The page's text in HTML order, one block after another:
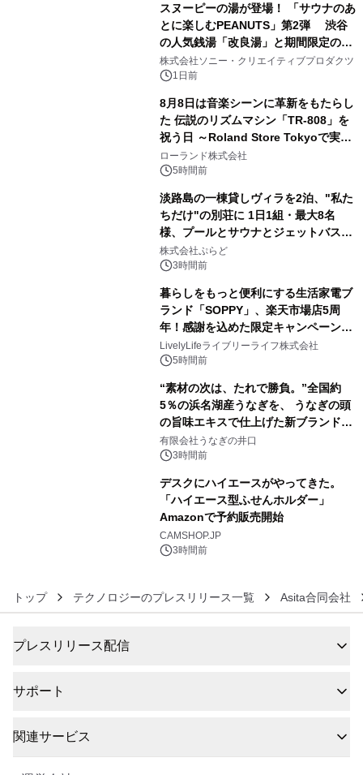
スヌーピーの湯が登場！ 「サウナのあ
とに楽しむPEANUTS」第2弾 渋谷
の人気銭湯「改良湯」と期間限定のコ
ラボレーション サウナイキタイコラ
ボグッズも発売決定！
株式会社ソニー・クリエイティブプロダクツ
1日前
8月8日は音楽シーンに革新をもたらし
た 伝説のリズムマシン「TR-808」を
祝う日 ～Roland Store Tokyoで実機
を展示しての 記念キャンペーンを開
催 英国ラジオ「NTS」の 特別プログ
アーティストを フィーチャーしたアニ
メーションを公開～
ローランド株式会社
5時間前
淡路島の一棟貸しヴィラを2泊、"私た
ちだけ"の別荘に 1日1組・最大8名
様、プールとサウナとジェットバス付
きで Villa Mon Temps AWAJIの連泊
素泊りプラン
株式会社ぷらど
3時間前
暮らしをもっと便利にする生活家電ブ
ランド「SOPPY」、楽天市場店5周
年！感謝を込めた限定キャンペーンを
8月10日より開催
LivelyLifeライブリーライフ株式会社
5時間前
“素材の次は、たれで勝負。”全国約
5％の浜名湖産うなぎを、 うなぎの頭
の旨味エキスで仕上げた新ブランド
「井口の誉」誕生
有限会社うなぎの井口
3時間前
デスクにハイエースがやってきた。
「ハイエース型ふせんホルダー」
Amazonで予約販売開始
CAMSHOP.JP
3時間前
トップ テクノロジーのプレスリリース一覧 Asita合同会社
プレスリリース配信
サポート
関連サービス